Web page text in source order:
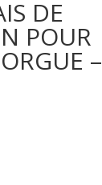
DE
POUR
–